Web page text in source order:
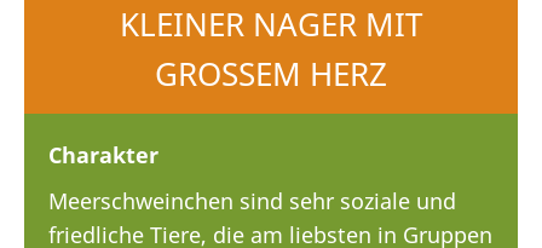
KLEINER NAGER MIT
GROSSEM HERZ
Charakter
Meerschweinchen sind sehr soziale und
friedliche Tiere, die am liebsten in Gruppen